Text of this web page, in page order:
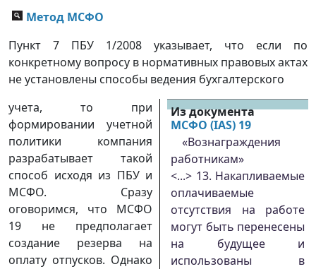
Метод МСФО
Пункт 7 ПБУ 1/2008 указывает, что если по
конкретному вопросу в нормативных правовых актах
не установлены способы ведения бухгалтерского
Из документа
МСФО (IAS) 19
«Вознаграждения
работникам»
<...> 13. Накапливаемые
оплачиваемые
отсутствия на работе
могут быть перенесены
на будущее и
использованы в
учета, то при
формировании учетной
политики компания
разрабатывает такой
способ исходя из ПБУ и
МСФО. Сразу
оговоримся, что МСФО
19 не предполагает
создание резерва на
оплату отпусков. Однако